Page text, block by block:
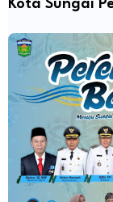
Kota Sungai